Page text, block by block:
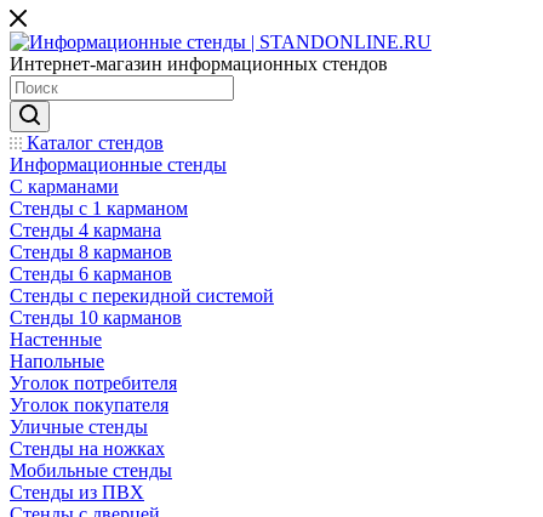
Интернет-магазин информационных стендов
Каталог стендов
Информационные стенды
С карманами
Стенды с 1 карманом
Стенды 4 кармана
Стенды 8 карманов
Стенды 6 карманов
Стенды с перекидной системой
Стенды 10 карманов
Настенные
Напольные
Уголок потребителя
Уголок покупателя
Уличные стенды
Стенды на ножках
Мобильные стенды
Стенды из ПВХ